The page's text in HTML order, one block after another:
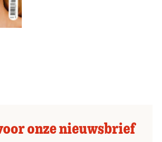
onze nieuwsbrief